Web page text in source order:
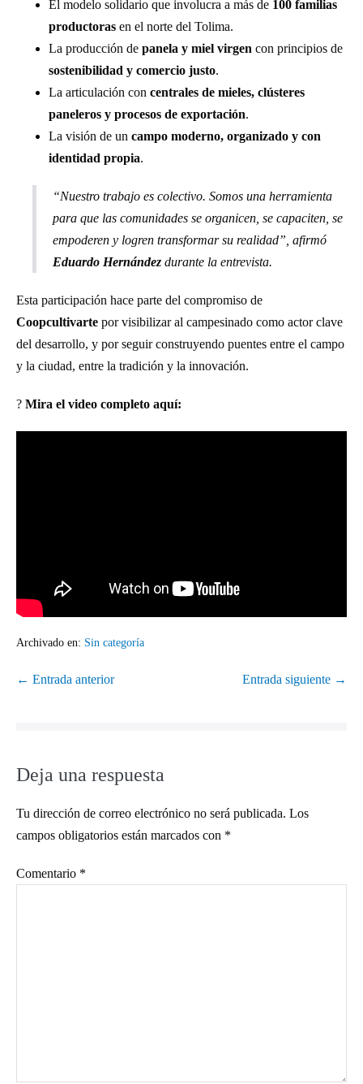
El modelo solidario que involucra a más de 100 familias
productoras en el norte del Tolima.
La producción de panela y miel virgen con principios de
sostenibilidad y comercio justo.
La articulación con centrales de mieles, clústeres
paneleros y procesos de exportación.
La visión de un campo moderno, organizado y con
identidad propia.
“Nuestro trabajo es colectivo. Somos una herramienta
para que las comunidades se organicen, se capaciten, se
empoderen y logren transformar su realidad”, afirmó
Eduardo Hernández durante la entrevista.
Esta participación hace parte del compromiso de
Coopcultivarte por visibilizar al campesinado como actor clave
del desarrollo, y por seguir construyendo puentes entre el campo
y la ciudad, entre la tradición y la innovación.
? Mira el video completo aquí:
Archivado en: Sin categoría
← Entrada anterior Entrada siguiente →
Deja una respuesta
Tu dirección de correo electrónico no será publicada. Los
campos obligatorios están marcados con *
Comentario *